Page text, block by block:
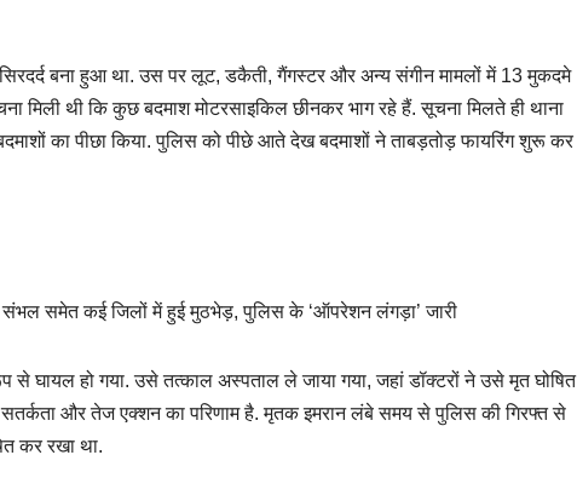
बना हुआ था. उस पर लूट, डकैती, गैंगस्टर और अन्य संगीन मामलों में 13 मुकदमे
मिली थी कि कुछ बदमाश मोटरसाइकिल छीनकर भाग रहे हैं. सूचना मिलते ही थाना
का पीछा किया. पुलिस को पीछे आते देख बदमाशों ने ताबड़तोड़ फायरिंग शुरू कर
समेत कई जिलों में हुई मुठभेड़, पुलिस के ‘ऑपरेशन लंगड़ा’ जारी
से घायल हो गया. उसे तत्काल अस्पताल ले जाया गया, जहां डॉक्टरों ने उसे मृत घोषित
सतर्कता और तेज एक्शन का परिणाम है. मृतक इमरान लंबे समय से पुलिस की गिरफ्त से
कर रखा था.